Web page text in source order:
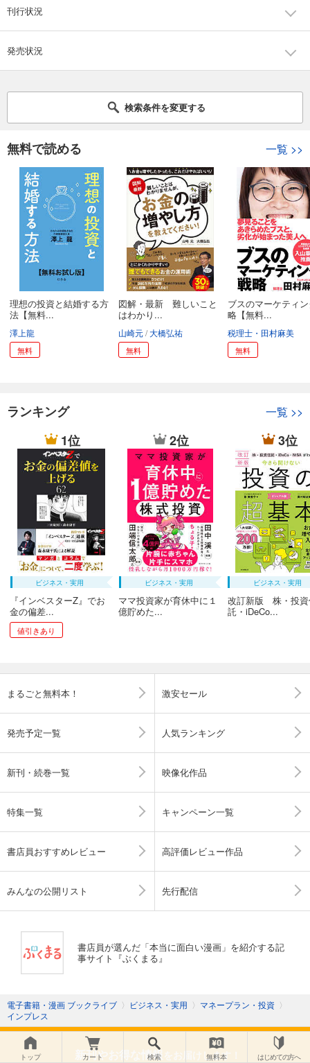
刊行状況
発売状況
検索条件を変更する
無料で読める 一覧 >>
理想の投資と結婚する方
法【無料...
澤上龍
無料
図解・最新 難しいこと
はわかり...
山崎元 大橋弘祐
無料
ブスのマーケティ
略【無料...
税理士・田村麻美
無料
ランキング 一覧 >>
1位
ビジネス・実用
『インベスターZ』でお
金の偏差...
値引きあり
2位
ビジネス・実用
ママ投資家が育休中に１
億貯めた...
3位
ビジネス・実用
改訂新版 株・投資
託・iDeCo...
まるごと無料本！ 激安セール
発売予定一覧 人気ランキング
新刊・続巻一覧 映像化作品
特集一覧 キャンペーン一覧
書店員おすすめレビュー 高評価レビュー作品
みんなの公開リスト 先行配信
書店員が選んだ「本当に面白い漫画」を紹介する記
事サイト『ぶくまる』
電子書籍・漫画 ブックライブ 〉 ビジネス・実用 〉 マネープラン・投資 〉
インプレス
新刊やお得な情報 をお届けします！
トップ カート 検索 無料本 はじめての方へ